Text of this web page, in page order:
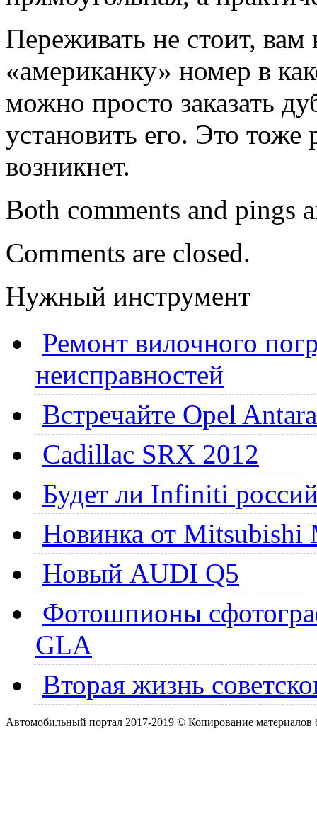
Переживать не стоит,
«американку» номер в
можно просто заказать
установить его. Это
возникнет.
Both comments and pings
Comments are closed.
Нужный инструмент
Ремонт вилочного
неисправностей
Встречайте Opel Antara
Cadillac SRX 2012
Будет ли Infiniti
Новинка от Mitsubishi
Новый AUDI Q5
Фотошпионы
GLA
Вторая жизнь
Автомобильный портал 2017-2019 © Копирование материалов